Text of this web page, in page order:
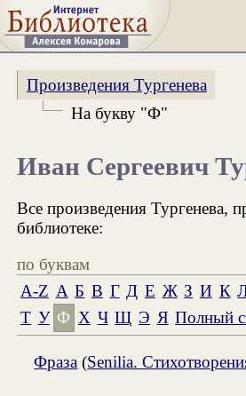
Произведения Тургенева
На букву "Ф"
Иван Сергеевич
Все произведения Тургенева,
библиотеке:
по буквам
A-Z А Б В Г Д Е Ж З И К
Т У Ф Х Ч Щ Э Я Полный
Фраза (Senilia.